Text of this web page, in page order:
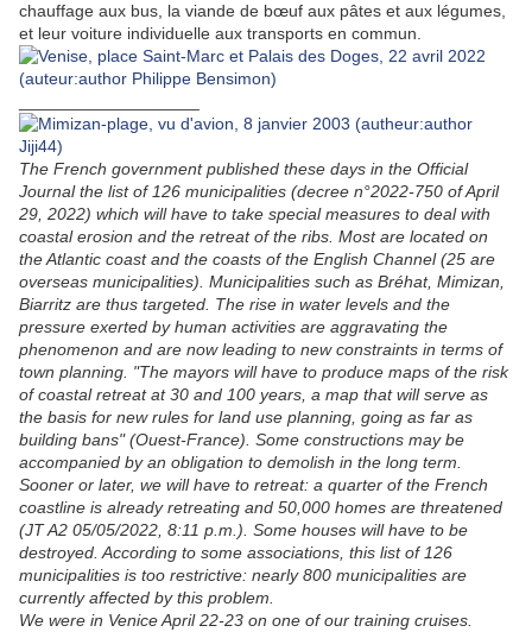
chauffage aux bus, la viande de bœuf aux pâtes et aux légumes,
et leur voiture individuelle aux transports en commun.
The French government published these days in the Official
Journal the list of 126 municipalities (decree n°2022-750 of April
29, 2022) which will have to take special measures to deal with
coastal erosion and the retreat of the ribs. Most are located on
the Atlantic coast and the coasts of the English Channel (25 are
overseas municipalities). Municipalities such as Bréhat, Mimizan,
Biarritz are thus targeted. The rise in water levels and the
pressure exerted by human activities are aggravating the
phenomenon and are now leading to new constraints in terms of
town planning. "The mayors will have to produce maps of the risk
of coastal retreat at 30 and 100 years, a map that will serve as
the basis for new rules for land use planning, going as far as
building bans" (Ouest-France). Some constructions may be
accompanied by an obligation to demolish in the long term.
Sooner or later, we will have to retreat: a quarter of the French
coastline is already retreating and 50,000 homes are threatened
(JT A2 05/05/2022, 8:11 p.m.). Some houses will have to be
destroyed. According to some associations, this list of 126
municipalities is too restrictive: nearly 800 municipalities are
currently affected by this problem.
We were in Venice April 22-23 on one of our training cruises.